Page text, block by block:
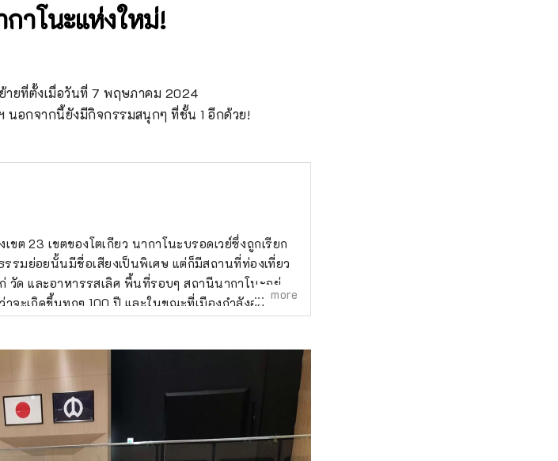
าโนะแห่งใหม่!
ายที่ตั้งเมื่อวันที่ 7 พฤษภาคม 2024
นอกจากนี้ยังมีกิจกรรมสนุกๆ ที่ชั้น 1 อีกด้วย!
ขต 23 เขตของโตเกียว นากาโนะบรอดเวย์ซึ่งถูกเรียก
รมย่อยนั้นมีชื่อเสียงเป็นพิเศษ แต่ก็มีสถานที่ท่องเที่ยว
วัด และอาหารรสเลิศ พื้นที่รอบๆ สถานีนากาโนะอยู่
จะเกิดขึ้นทุกๆ 100 ปี และในขณะที่เมืองกำลังอยู่
โนะก็มีหลายแง่มุม เช่น ถนนช้อปปิ้งที่คึกคักซึ่งเต็มไป
ะมาณ 120 ประเทศ
more